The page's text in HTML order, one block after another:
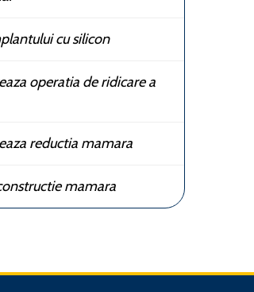
cu silicon
operatia de ridicare a
reductia mamara
mamara